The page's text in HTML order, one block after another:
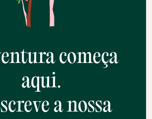
começa
aqui.
a nossa